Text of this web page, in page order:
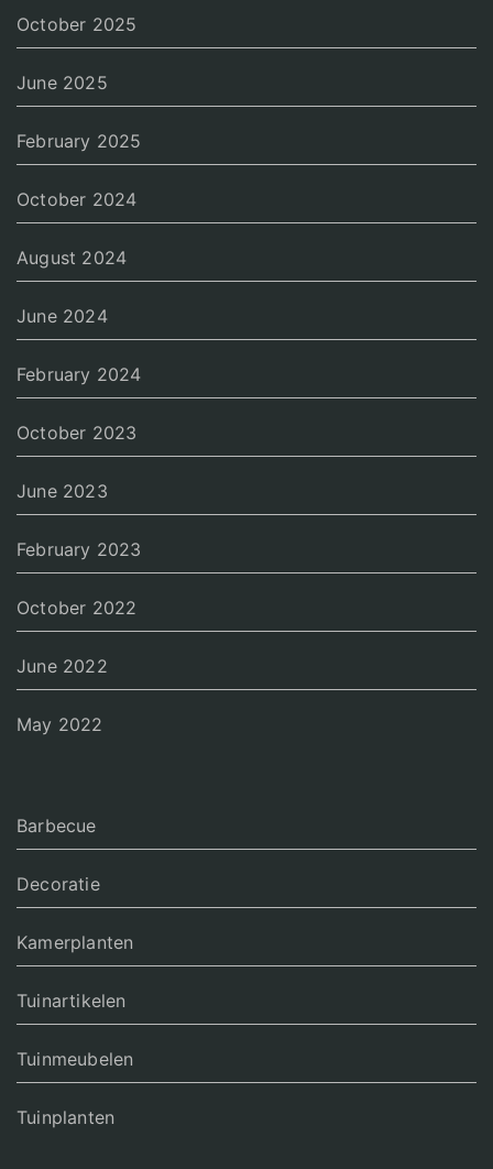
October 2025
June 2025
February 2025
October 2024
August 2024
June 2024
February 2024
October 2023
June 2023
February 2023
October 2022
June 2022
May 2022
Barbecue
Decoratie
Kamerplanten
Tuinartikelen
Tuinmeubelen
Tuinplanten